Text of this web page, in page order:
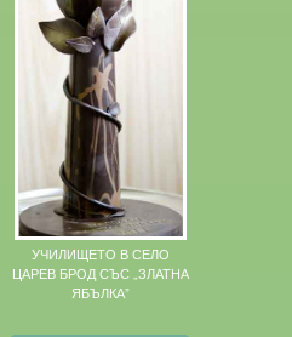
УЧИЛИЩЕТО В СЕЛО
ЦАРЕВ БРОД СЪС „ЗЛАТНА
ЯБЪЛКА”